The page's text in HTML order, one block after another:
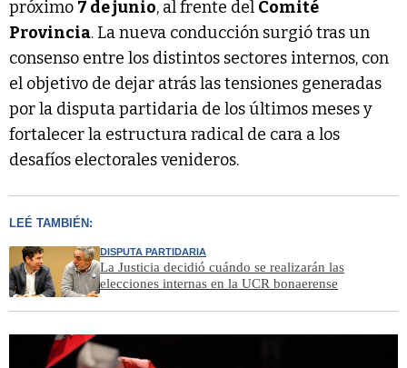
próximo 7 de junio, al frente del Comité
Provincia. La nueva conducción surgió tras un
consenso entre los distintos sectores internos, con
el objetivo de dejar atrás las tensiones generadas
por la disputa partidaria de los últimos meses y
fortalecer la estructura radical de cara a los
desafíos electorales venideros.
LEÉ TAMBIÉN:
DISPUTA PARTIDARIA
La Justicia decidió cuándo se realizarán las
elecciones internas en la UCR bonaerense